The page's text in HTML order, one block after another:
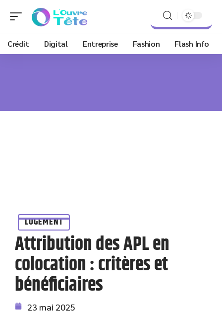
Crédit Digital Entreprise Fashion Flash Info
LOGEMENT
Attribution des APL en
colocation : critères et
bénéficiaires
23 mai 2025